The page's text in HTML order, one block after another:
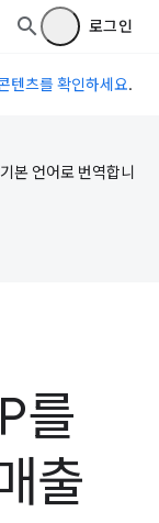
로그인
텐츠를 확인하세요.
본 언어로 번역합니
를
출